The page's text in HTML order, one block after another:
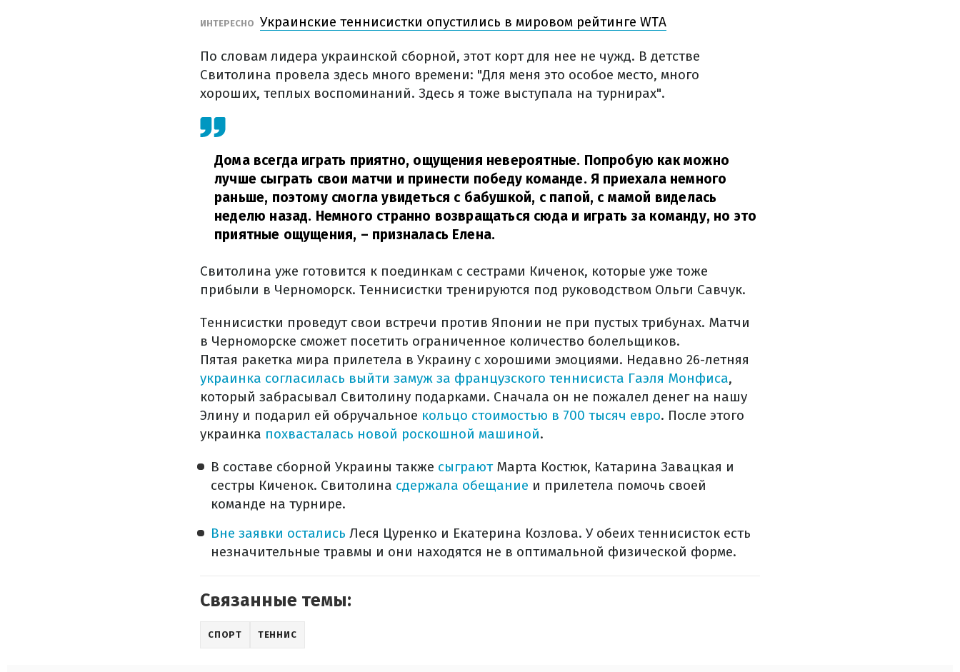
ИНТЕРЕСНО Украинские теннисистки опустились в мировом рейтинге WTA
По словам лидера украинской сборной, этот корт для нее не чужд. В детстве
Свитолина провела здесь много времени: "Для меня это особое место, много
хороших, теплых воспоминаний. Здесь я тоже выступала на турнирах".
Дома всегда играть приятно, ощущения невероятные. Попробую как можно
лучше сыграть свои матчи и принести победу команде. Я приехала немного
раньше, поэтому смогла увидеться с бабушкой, с папой, с мамой виделась
неделю назад. Немного странно возвращаться сюда и играть за команду, но это
приятные ощущения, – призналась Елена.
Свитолина уже готовится к поединкам с сестрами Киченок, которые уже тоже
прибыли в Черноморск. Теннисистки тренируются под руководством Ольги Савчук.
Теннисистки проведут свои встречи против Японии не при пустых трибунах. Матчи
в Черноморске сможет посетить ограниченное количество болельщиков.
Пятая ракетка мира прилетела в Украину с хорошими эмоциями. Недавно 26-летняя
украинка согласилась выйти замуж за французского теннисиста Гаэля Монфиса,
который забрасывал Свитолину подарками. Сначала он не пожалел денег на нашу
Элину и подарил ей обручальное кольцо стоимостью в 700 тысяч евро. После этого
украинка похвасталась новой роскошной машиной.
В составе сборной Украины также сыграютМарта Костюк, Катарина Завацкая и
сестры Киченок. Свитолина сдержала обещание и прилетела помочь своей
команде на турнире.
Вне заявки остались Леся Цуренко и Екатерина Козлова. У обеих теннисисток есть
незначительные травмы и они находятся не в оптимальной физической форме.
Связанные темы:
СПОРТ ТЕННИС